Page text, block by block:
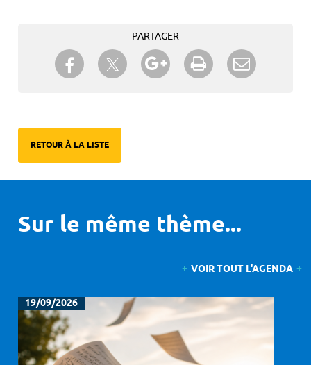
PARTAGER
Partager sur Facebook
Partager sur TwitterPartager sur Google+
Imprimer
RETOUR À LA LISTE
Sur le même thème...
VOIR TOUT L'AGENDA
19/09/2026